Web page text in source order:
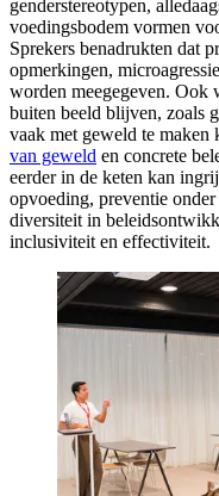
genderstereotypen,
voedingsbodem vormen
Sprekers benadrukten dat
opmerkingen,
worden meegegeven. Ook
buiten beeld blijven, zoals
vaak met geweld te maken
van geweld en concrete
eerder in de keten kan
opvoeding, preventie
diversiteit in
inclusiviteit en effectiviteit.